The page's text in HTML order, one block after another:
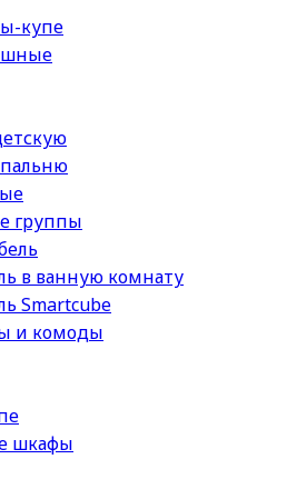
купе
группы
в ванную комнату
Smartcube
и комоды
шкафы